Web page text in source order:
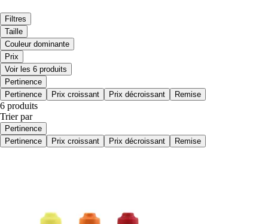
Filtres
Taille
Couleur dominante
Prix
Voir les 6 produits
Pertinence
Pertinence
Prix croissant Prix décroissant Remise
6 produits
Trier par
Pertinence
Pertinence
Prix croissant Prix décroissant Remise